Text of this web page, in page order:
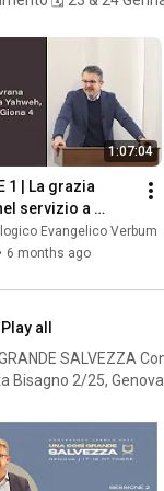
1:07:04
1 | La grazia
servizio a
su Giona
Johnston
Evangelico Verbum
• 6 months ago
Play all
SALVEZZA